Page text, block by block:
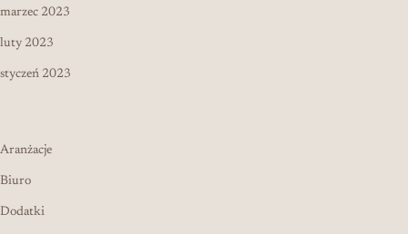
marzec 2023
luty 2023
styczeń 2023
Aranżacje
Biuro
Dodatki